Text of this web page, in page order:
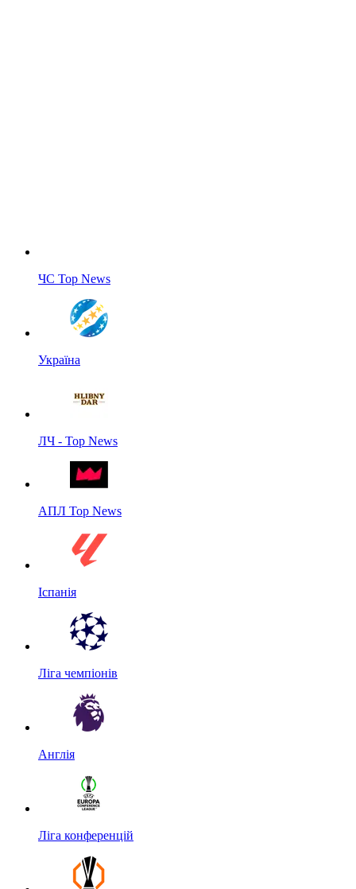
ЧС Top News
Україна
ЛЧ - Top News
АПЛ Top News
Іспанія
Ліга чемпіонів
Англія
Ліга конференцій